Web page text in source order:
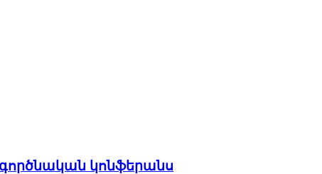
կոնֆերանս